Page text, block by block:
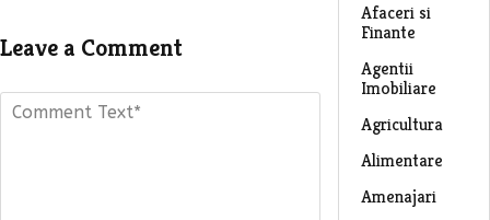
Leave a Comment
Afaceri si
Finante
Agentii
Imobiliare
Agricultura
Alimentare
Amenajari